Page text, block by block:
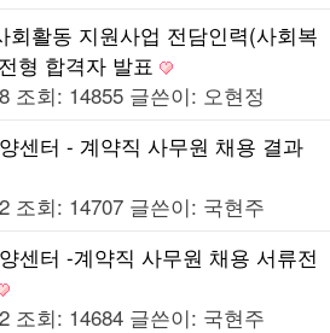
회활동 지원사업 전담인력(사회복
형 합격자 발표
조회: 14855 글쓴이: 오현정
센터 - 계약직 사무원 채용 결과
조회: 14707 글쓴이: 국현주
센터 -계약직 사무원 채용 서류전
조회: 14684 글쓴이: 국현주